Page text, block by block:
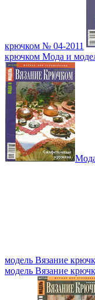
крючком № 04-2011
крючком Мода и
модель Вязание
модель Вязание